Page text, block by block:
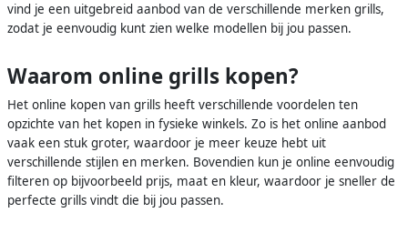
vind je een uitgebreid aanbod van de verschillende merken grills,
zodat je eenvoudig kunt zien welke modellen bij jou passen.
Waarom online grills kopen?
Het online kopen van grills heeft verschillende voordelen ten
opzichte van het kopen in fysieke winkels. Zo is het online aanbod
vaak een stuk groter, waardoor je meer keuze hebt uit
verschillende stijlen en merken. Bovendien kun je online eenvoudig
filteren op bijvoorbeeld prijs, maat en kleur, waardoor je sneller de
perfecte grills vindt die bij jou passen.